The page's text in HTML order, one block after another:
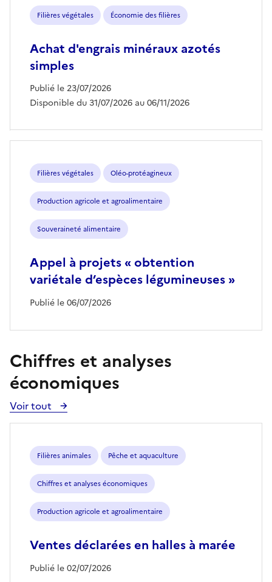
Filières végétales Économie des filières
Achat d'engrais minéraux azotés
simples
Publié le 23/07/2026
Disponible du 31/07/2026 au 06/11/2026
Filières végétales Oléo-protéagineux
Production agricole et agroalimentaire
Souveraineté alimentaire
Appel à projets « obtention
variétale d’espèces légumineuses »
Publié le 06/07/2026
Chiffres et analyses
économiques
Voir tout
Voir
toutes
publications
Filières animales Pêche et aquaculture
Chiffres et analyses économiques
Production agricole et agroalimentaire
Ventes déclarées en halles à marée
Publié le 02/07/2026